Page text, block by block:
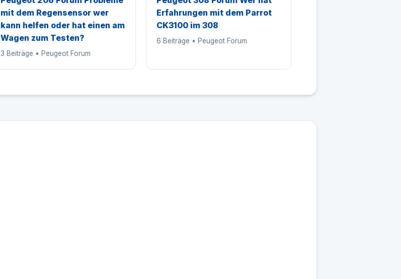
mit dem Regensensor wer
kann helfen oder hat einen am
Wagen zum Testen?
3 Beiträge • Peugeot Forum
Erfahrungen mit dem Parrot
CK3100 im 308
6 Beiträge • Peugeot Forum